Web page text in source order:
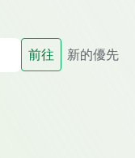
前往 新的優先